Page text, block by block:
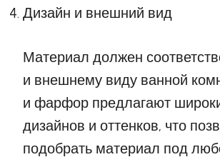
Дизайн и внешний вид
Материал должен
и внешнему виду ванной
и фарфор предлагают
дизайнов и оттенков, что
подобрать материал под